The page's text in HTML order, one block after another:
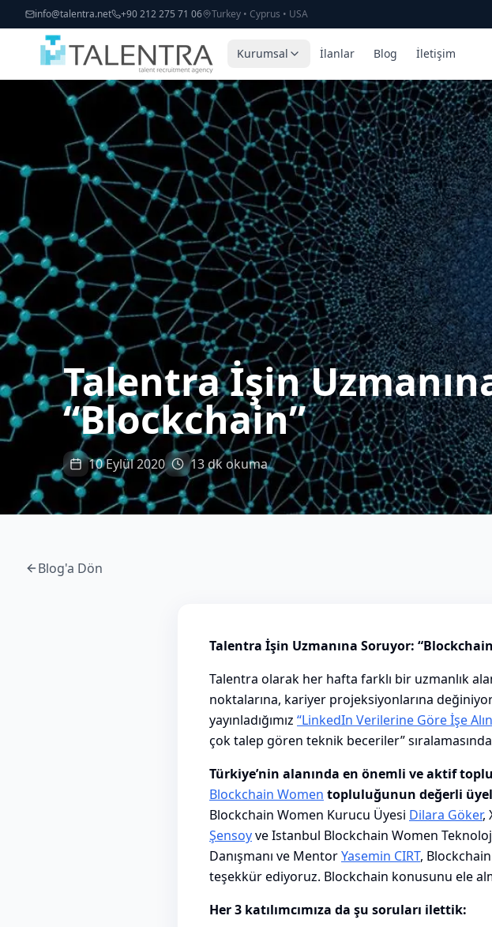
Ana içeriğe geç
info@talentra.net +90 212 275 71 06 Turkey • Cyprus • USA
Kurumsal İlanlar Blog İletişim
Talentra İşin
“Blockchain”
10 Eylül 2020 13 dk okuma
Blog'a Dön
Talentra İşin Uzmanına Soruyor:
Talentra olarak her hafta farklı bir uzmanlık
noktalarına, kariyer projeksiyonlarına
yayınladığımız “LinkedIn Verilerine Göre İşe
çok talep gören teknik beceriler”
Türkiye’nin alanında en önemli ve aktif
Blockchain Women topluluğunun değerli
Blockchain Women Kurucu Üyesi Dilara Göker,
Şensoyve Istanbul Blockchain Women
Danışmanı ve MentorYasemin CIRT,
teşekkür ediyoruz. Blockchain konusunu ele
Her 3 katılımcımıza da şu soruları ilettik: